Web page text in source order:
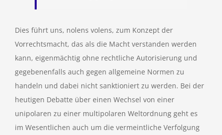
Dies führt uns, nolens volens, zum Konzept der
Vorrechtsmacht, das als die Macht verstanden werden
kann, eigenmächtig ohne rechtliche Autorisierung und
gegebenenfalls auch gegen allgemeine Normen zu
handeln und dabei nicht sanktioniert zu werden. Bei der
heutigen Debatte über einen Wechsel von einer
unipolaren zu einer multipolaren Weltordnung geht es
im Wesentlichen auch um die vermeintliche Verfolgung